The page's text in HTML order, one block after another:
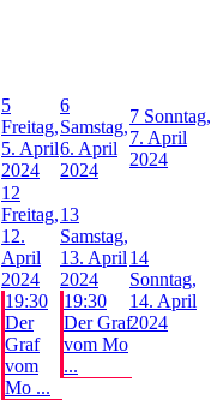
5
Freitag,
5. April
2024
6
Samstag,
6. April
2024
7 Sonntag,
7. April
2024
12
Freitag,
12.
April
2024
19:30
Der
Graf
vom
Mo ...
13
Samstag,
13. April
2024
19:30
Der Graf
vom Mo
...
14
Sonntag,
14. April
2024